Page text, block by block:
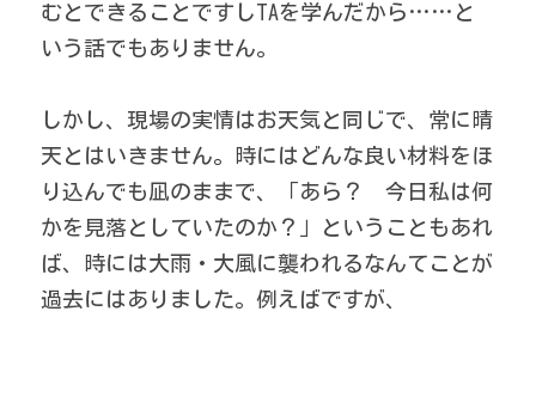
むとできることですしTAを学んだから……と
いう話でもありません。
しかし、現場の実情はお天気と同じで、常に晴
天とはいきません。時にはどんな良い材料をほ
り込んでも凪のままで、「あら？　今日私は何
かを見落としていたのか？」ということもあれ
ば、時には大雨・大風に襲われるなんてことが
過去にはありました。例えばですが、